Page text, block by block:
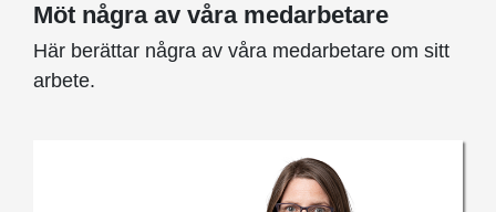
Möt några av våra medarbetare
Här berättar några av våra medarbetare om sitt
arbete.